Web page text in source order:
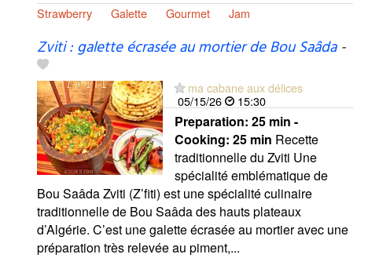
Strawberry Galette Gourmet Jam
Zviti : galette écrasée au mortier de Bou Saâda-
ma cabane aux délices
05/15/26
15:30
Preparation: 25 min -
Cooking: 25 min Recette
traditionnelle du Zviti Une
spécialité emblématique de
Bou Saâda Zviti (Z’fiti) est une spécialité culinaire
traditionnelle de Bou Saâda des hauts plateaux
d’Algérie. C’est une galette écrasée au mortier avec une
préparation très relevée au piment,...